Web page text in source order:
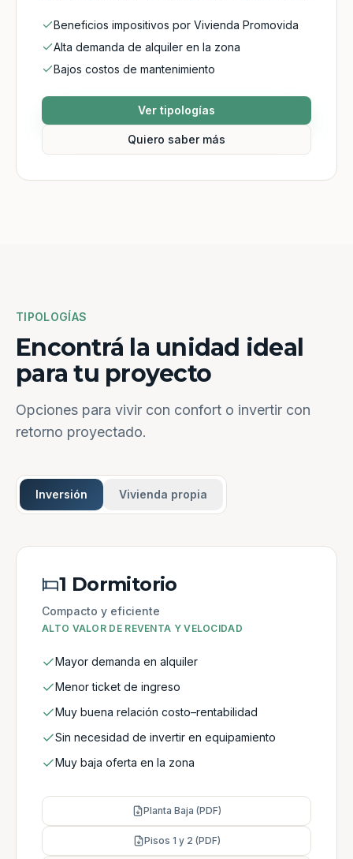
Beneficios impositivos por Vivienda Promovida
Alta demanda de alquiler en la zona
Bajos costos de mantenimiento
Ver tipologías
Quiero saber más
TIPOLOGÍAS
Encontrá la unidad ideal
para tu proyecto
Opciones para vivir con confort o invertir con
retorno proyectado.
Inversión Vivienda propia
1 Dormitorio
Compacto y eficiente
ALTO VALOR DE REVENTA Y VELOCIDAD
Mayor demanda en alquiler
Menor ticket de ingreso
Muy buena relación costo–rentabilidad
Sin necesidad de invertir en equipamiento
Muy baja oferta en la zona
Planta Baja (PDF)
Pisos 1 y 2 (PDF)